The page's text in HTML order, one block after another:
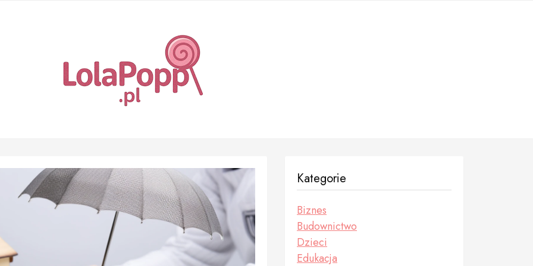
Kategorie
Biznes
Budownictwo
Dzieci
Edukacja